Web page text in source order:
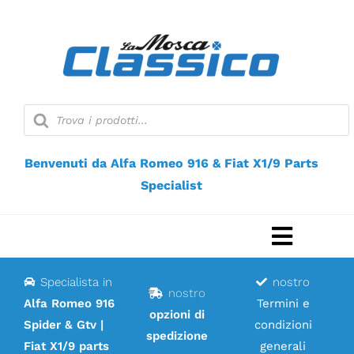
contenuto
Ricerca
prodotti
Benvenuti da Alfa Romeo 916 & Fiat X1/9 Parts
Specialist
a
Negozio web
Specialista in
Alfa Romeo 916
Spider & Gtv |
Fiat X1/9 parts
nostro
opzioni di
spedizione
nostro
Termini e
condizioni
generali